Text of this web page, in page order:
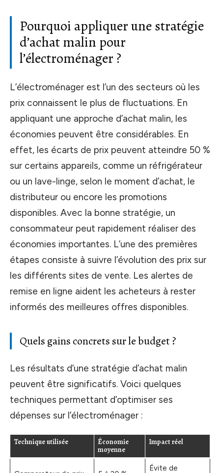
Pourquoi appliquer une stratégie
d’achat malin pour
l’électroménager ?
L’électroménager est l’un des secteurs où les
prix connaissent le plus de fluctuations. En
appliquant une approche d’achat malin, les
économies peuvent être considérables. En
effet, les écarts de prix peuvent atteindre 50 %
sur certains appareils, comme un réfrigérateur
ou un lave-linge, selon le moment d’achat, le
distributeur ou encore les promotions
disponibles. Avec la bonne stratégie, un
consommateur peut rapidement réaliser des
économies importantes. L’une des premières
étapes consiste à suivre l’évolution des prix sur
les différents sites de vente. Les alertes de
remise en ligne aident les acheteurs à rester
informés des meilleures offres disponibles.
Quels gains concrets sur le budget ?
Les résultats d’une stratégie d’achat malin
peuvent être significatifs. Voici quelques
techniques permettant d’optimiser ses
dépenses sur l’électroménager :
Technique utilisée
Économie
moyenne
Impact réel
Évite de